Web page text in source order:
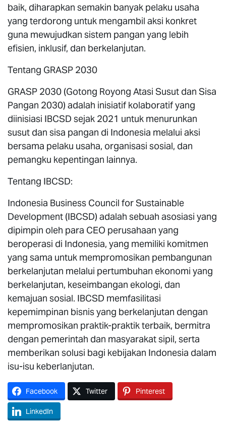
baik, diharapkan semakin banyak pelaku usaha
yang terdorong untuk mengambil aksi konkret
guna mewujudkan sistem pangan yang lebih
efisien, inklusif, dan berkelanjutan.
Tentang GRASP 2030
GRASP 2030 (Gotong Royong Atasi Susut dan Sisa
Pangan 2030) adalah inisiatif kolaboratif yang
diinisiasi IBCSD sejak 2021 untuk menurunkan
susut dan sisa pangan di Indonesia melalui aksi
bersama pelaku usaha, organisasi sosial, dan
pemangku kepentingan lainnya.
Tentang IBCSD:
Indonesia Business Council for Sustainable
Development (IBCSD) adalah sebuah asosiasi yang
dipimpin oleh para CEO perusahaan yang
beroperasi di Indonesia, yang memiliki komitmen
yang sama untuk mempromosikan pembangunan
berkelanjutan melalui pertumbuhan ekonomi yang
berkelanjutan, keseimbangan ekologi, dan
kemajuan sosial. IBCSD memfasilitasi
kepemimpinan bisnis yang berkelanjutan dengan
mempromosikan praktik-praktik terbaik, bermitra
dengan pemerintah dan masyarakat sipil, serta
memberikan solusi bagi kebijakan Indonesia dalam
isu-isu keberlanjutan.
Facebook Twitter Pinterest
LinkedIn